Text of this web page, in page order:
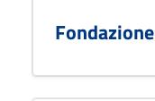
Fondazione